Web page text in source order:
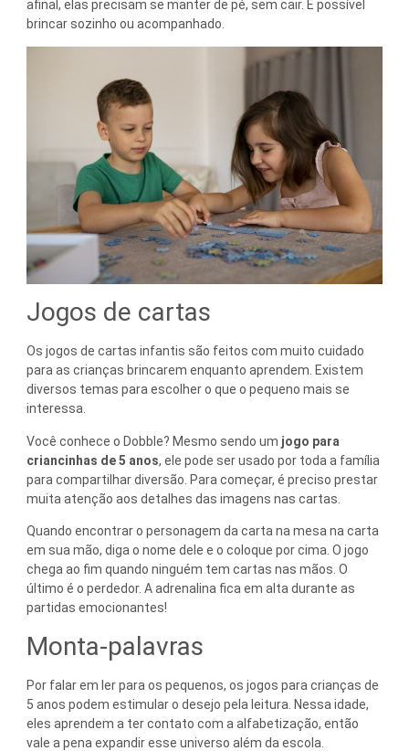
afinal, elas precisam se manter de pé, sem cair. É possível
brincar sozinho ou acompanhado.
Jogos de cartas
Os jogos de cartas infantis são feitos com muito cuidado
para as crianças brincarem enquanto aprendem. Existem
diversos temas para escolher o que o pequeno mais se
interessa.
Você conhece o Dobble? Mesmo sendo um jogo para
criancinhas de 5 anos, ele pode ser usado por toda a família
para compartilhar diversão. Para começar, é preciso prestar
muita atenção aos detalhes das imagens nas cartas.
Quando encontrar o personagem da carta na mesa na carta
em sua mão, diga o nome dele e o coloque por cima. O jogo
chega ao fim quando ninguém tem cartas nas mãos. O
último é o perdedor. A adrenalina fica em alta durante as
partidas emocionantes!
Monta-palavras
Por falar em ler para os pequenos, os jogos para crianças de
5 anos podem estimular o desejo pela leitura. Nessa idade,
eles aprendem a ter contato com a alfabetização, então
vale a pena expandir esse universo além da escola.